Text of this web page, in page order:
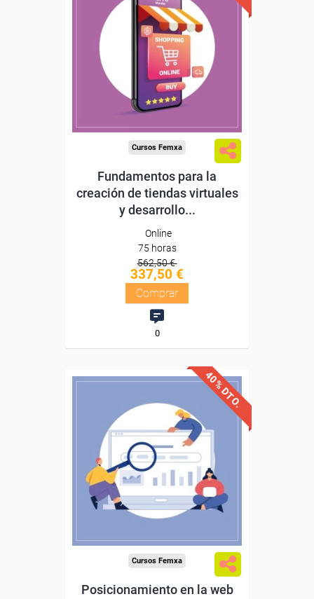
Descuentos especiales
Sin requisitos de acceso
Diploma
Compra segura
Cursos Femxa
Fundamentos para la
creación de tiendas virtuales
y desarrollo...
Online
75 horas
562,50 €
337,50 €
Comprar
0
40% DTO.
Descuentos especiales
Sin requisitos de acceso
Diploma
Cursos Femxa
Posicionamiento en la web